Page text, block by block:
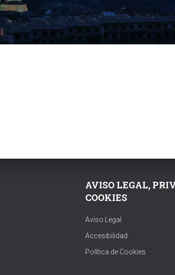
AVISO LEGAL,
COOKIES
Aviso Legal
Accesibilidad
Política de Cookies